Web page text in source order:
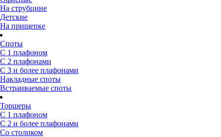
На струбцине
Детские
На прищепке
Споты
С 1 плафоном
С 2 плафонами
С 3 и более плафонами
Накладные споты
Встраиваемые споты
Торшеры
С 1 плафоном
С 2 и более плафонами
Со столиком